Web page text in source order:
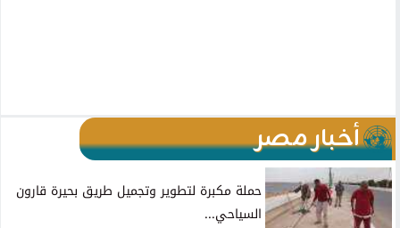
أخبار مصر
حملة مكبرة لتطوير وتجميل طريق بحيرة قارون
السياحي...